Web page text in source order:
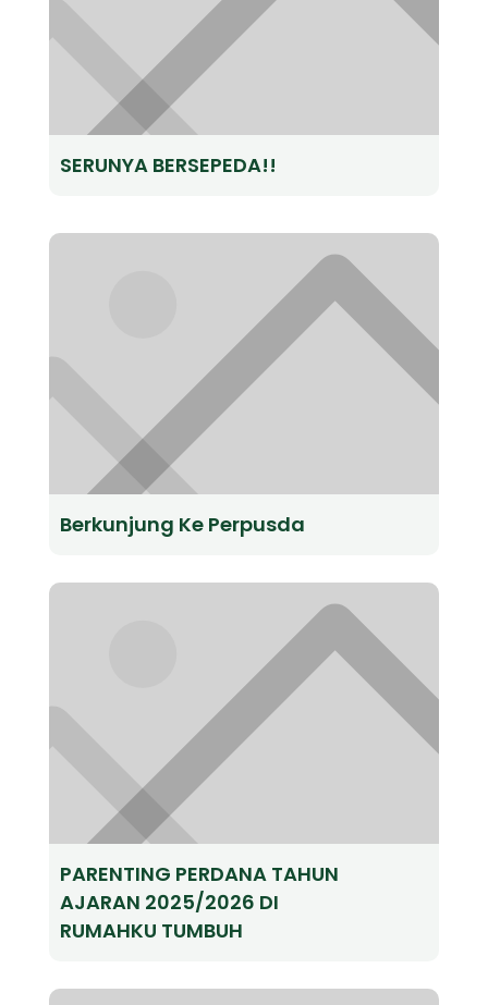
SERUNYA BERSEPEDA!!
Berkunjung Ke Perpusda
PARENTING PERDANA TAHUN
AJARAN 2025/2026 DI
RUMAHKU TUMBUH